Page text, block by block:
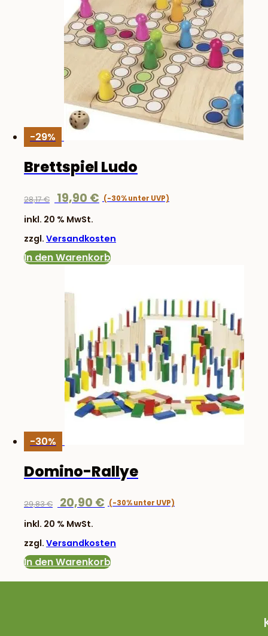
-29%
Brettspiel Ludo
28,17€
Ursprünglicher
war:
28,17 €
19,90 €
inkl. 20 % MwSt.
zzgl. Versandkosten
In den Warenkorb
-30%
Domino-Rallye
29,83€
Ursprünglicher
war:
29,83 €
20,90 €
inkl. 20 % MwSt.
zzgl. Versandkosten
In den Warenkorb